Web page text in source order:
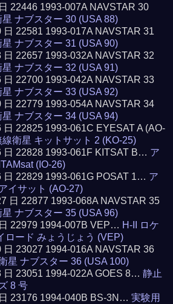
22446 1993-007A NAVSTAR 30
星 ナブスター 30 (USA 88)
日 22581 1993-017A NAVSTAR 31
星 ナブスター 31 (USA 90)
日 22657 1993-032A NAVSTAR 32
星 ナブスター 32 (USA 91)
日 22700 1993-042A NAVSTAR 33
星 ナブスター 33 (USA 92)
日 22779 1993-054A NAVSTAR 34
星 ナブスター 34 (USA 94)
日 22825 1993-061C EYESAT A (AO-
衛星 キットサット 2 (KO-25)
日 22828 1993-061F KITSAT B… ア
(IO-26)
日 22829 1993-061G POSAT 1… ア
イサット (AO-27)
日 22877 1993-068A NAVSTAR 35
星 ナブスター 35 (USA 96)
22979 1994-007B VEP… H-II ロケ
ロード みょうじょう (VEP)
日 23027 1994-016A NAVSTAR 36
星 ナブスター 36 (USA 100)
日 23051 1994-022A GOES 8…静止
8 号
23176 1994-040B BS-3N…実験用